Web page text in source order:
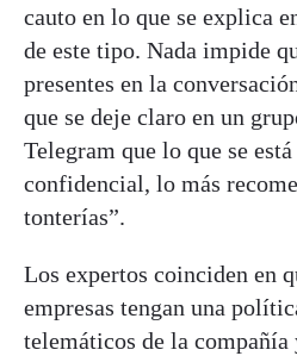
cauto en lo que se explica
de este tipo. Nada impide
presentes en la
que se deje claro en un
Telegram que lo que se
confidencial, lo más
tonterías”.
Los expertos coinciden en
empresas tengan una
telemáticos de la